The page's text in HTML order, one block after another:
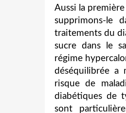
Aussi la
supprimons-le
traitements du
sucre dans le
régime
déséquilibrée a
risque de
diabétiques de
sont